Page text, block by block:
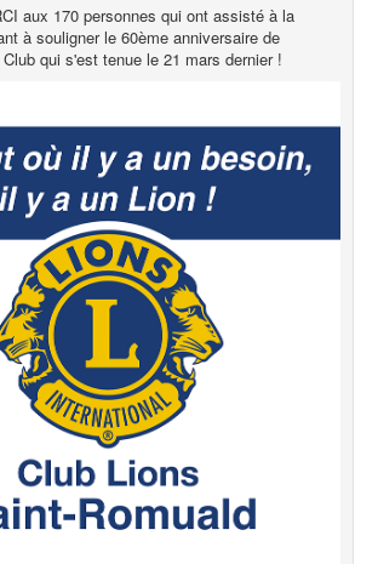
aux 170 personnes qui ont assisté à la
à souligner le 60ème anniversaire de
qui s'est tenue le 21 mars dernier !